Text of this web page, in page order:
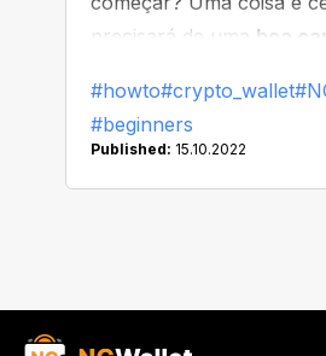
precisará de uma boa
certo como escolher
é para você: aqui vamos
#howto#crypto_wallet
#beginners
Published: 15.10.2022